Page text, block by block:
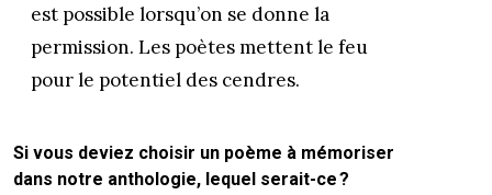
est possible lorsqu’on se donne la
permission. Les poètes mettent le feu
pour le potentiel des cendres.
Si vous deviez choisir un poème à mémoriser
dans notre anthologie, lequel serait-ce ?